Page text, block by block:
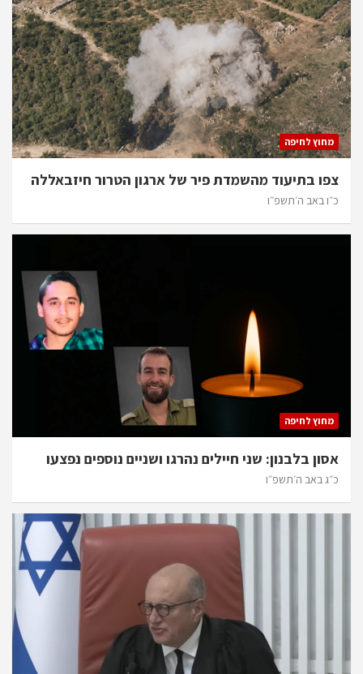
מחוץ לחיפה
צפו בתיעוד מהשמדת פיר של ארגון הטרור חיזבאללה
כ״ו באב ה׳תשפ״ו
מחוץ לחיפה
אסון בלבנון: שני חיילים נהרגו ושניים נוספים נפצעו
כ״ג באב ה׳תשפ״ו